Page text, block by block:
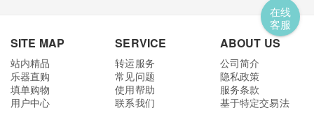
SITE MAP
站内精品
乐器直购
填单购物
用户中心
SERVICE
转运服务
常见问题
使用帮助
联系我们
ABOUT US
公司简介
隐私政策
服务条款
基于特定交易法
在线
客服